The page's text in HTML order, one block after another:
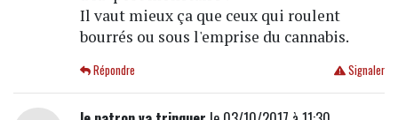
Il vaut mieux ça que ceux qui roulent
bourrés ou sous l'emprise du cannabis.
Signaler
Répondre